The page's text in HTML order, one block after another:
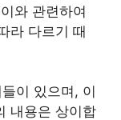
와 관련하여
라 다르기 때
이 있으며, 이
내용은 상이합